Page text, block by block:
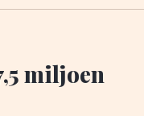
miljoen